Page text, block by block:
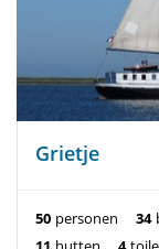
Grietje
50 personen 34